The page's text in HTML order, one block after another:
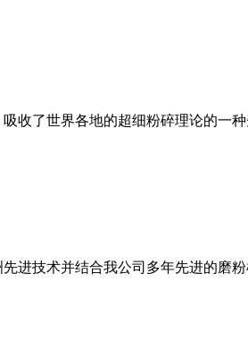
收了世界各地的超细粉碎理论的一
进技术并结合我公司多年先进的磨